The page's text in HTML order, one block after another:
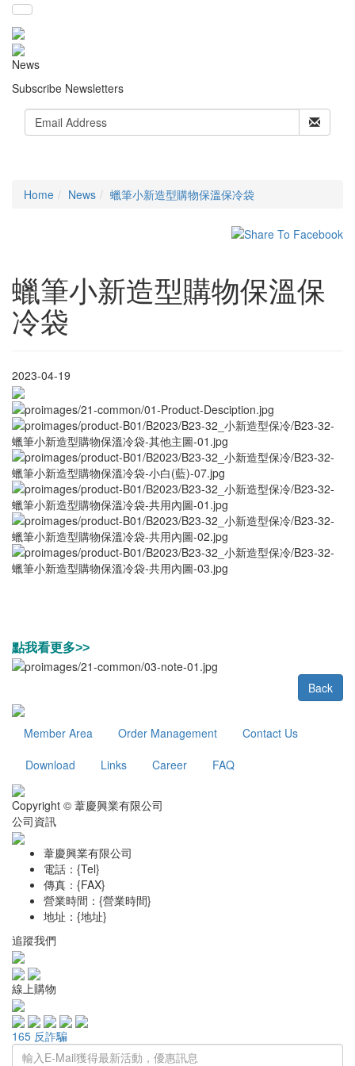
News
Subscribe Newsletters
Home News 蠟筆小新造型購物保溫保冷袋
蠟筆小新造型購物保溫保
冷袋
2023-04-19
點我看更多>>
Back
Member Area Order Management
Contact Us
Download
Links Career FAQ
Copyright © 葦慶興業有限公司
公司資訊
葦慶興業有限公司
電話：{Tel}
傳真：{FAX}
營業時間：{營業時間}
地址：{地址}
追蹤我們
線上購物
165 反詐騙